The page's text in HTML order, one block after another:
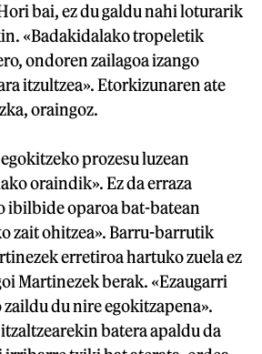
bai, ez du galdu nahi loturarik
«Badakidalako tropeletik
ondoren zailagoa izango
itzultzea». Etorkizunaren ate
oraingoz.
prozesu luzean
oraindik». Ez da erraza
ibilbide oparoa bat-batean
zait ohitzea». Barru-barrutik
erretiroa hartuko zuela ez
Martinezek berak. «Ezaugarri
du nire egokitzapena».
batera apaldu da